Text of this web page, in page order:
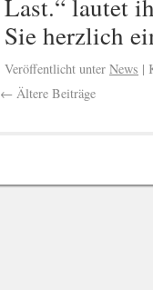
Last.“ lautet
Sie herzlich
Veröffentlicht unter News |
← Ältere Beiträge